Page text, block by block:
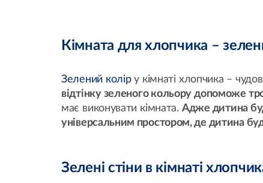
Кімната для хлопчика –
Зелений коліру кімнаті хлопчика –
відтінку зеленого кольору допоможе
має виконувати кімната. Адже дитина
універсальним простором, де дитина
Зелені стіни в кімнаті